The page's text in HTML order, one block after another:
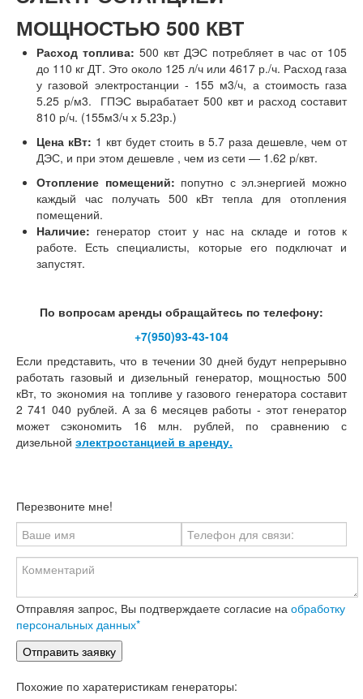
МОЩНОСТЬЮ 500 КВТ
Расход топлива: 500 квт ДЭС потребляет в час от 105
до 110 кг ДТ. Это около 125 л/ч или 4617 р./ч. Расход газа
у газовой электростанции - 155 м3/ч, а стоимость газа
5.25 р/м3. ГПЭС вырабатает 500 квт и расход составит
810 р/ч. (155м3/ч х 5.23р.)
Цена кВт: 1 квт будет стоить в 5.7 раза дешевле, чем от
ДЭС, и при этом дешевле , чем из сети — 1.62 р/квт.
Отопление помещений: попутно с эл.энергией можно
каждый час получать 500 кВт тепла для отопления
помещений.
Наличие: генератор стоит у нас на складе и готов к
работе. Есть специалисты, которые его подключат и
запустят.
По вопросам аренды обращайтесь по телефону:
+7(950)93-43-104
Если представить, что в течении 30 дней будут непрерывно
работать газовый и дизельный генератор, мощностью 500
кВт, то экономия на топливе у газового генератора составит
2 741 040 рублей. А за 6 месяцев работы - этот генератор
может сэкономить 16 млн. рублей, по сравнению с
дизельной электростанцией в аренду.
Перезвоните мне!
Отправляя запрос, Вы подтверждаете согласие на обработку
персональных данных*
Похожие по харатеристикам генераторы: